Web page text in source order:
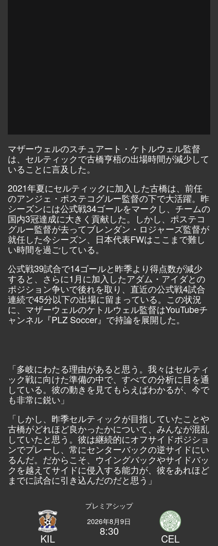
マザーウェルのスチュアート・ケトルウェル監督
は、セルティックで古橋亨梧の出場時間が減少して
いることに言及した。
2021年夏にセルティックに加入した古橋は、前任
のアンジェ・ポステコグルー監督の下で大活躍。昨
シーズンには公式戦34ゴールをマークし、チームの
国内3冠達成に大きく貢献した。しかし、ポステコ
グルー監督が去ってブレンダン・ロジャーズ監督が
就任した今シーズン、日本代表FWはここまで難し
い時間を過ごしている。
公式戦39試合で14ゴールと昨季より得点数が減少
すると、さらに1月に加入したアダム・アイダとの
ポジション争いで後れを取り、直近の公式戦4試合
連続で45分以下の出場に留まっている。この状況
に、マザーウェルのケトルウェル監督はYouTubeチ
ャンネル『PLZ Soccer』で持論を展開した。
「多岐にわたる理由があると思う。我々はセルティ
ック戦に向けた準備の中で、すべての分析に目を通
している。彼の動きを見てもらえばわかるが、今で
も非常に鋭い」
「しかし、昨季セルティックが目指していたことや
古橋がどれほど良かったかについて、みんなが混乱
していたと思う。彼は継続的にオフサイドポジショ
ンでプレーし、常にセンターバックの逆サイドにい
るんだ。だからこそ、ウイングバックやサイドバッ
クを越えてサイドに侵入する能力が、彼をあれほど
までに試合に引き込んだのだと思う」
プレミアシップ
KIL
2026年8月9日
8:30
CEL